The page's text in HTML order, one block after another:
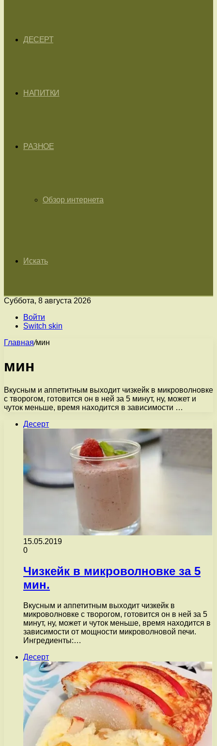
ДЕСЕРТ
НАПИТКИ
РАЗНОЕ
Обзор интернета
Искать
Суббота, 8 августа 2026
Войти
Switch skin
Главная/мин
мин
Вкусным и аппетитным выходит чизкейк в микроволновке
с творогом, готовится он в ней за 5 минут, ну, может и
чуток меньше, время находится в зависимости …
Десерт
15.05.2019
0
Чизкейк в микроволновке за 5
мин.
Вкусным и аппетитным выходит чизкейк в
микроволновке с творогом, готовится он в ней за 5
минут, ну, может и чуток меньше, время находится в
зависимости от мощности микроволновой печи.
Ингредиенты:…
Десерт